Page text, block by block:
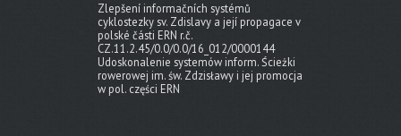
Zlepšení informačních systémů
cyklostezky sv. Zdislavy a její propagace v
polské části ERN r.č.
CZ.11.2.45/0.0/0.0/16_012/0000144
Udoskonalenie systemów inform. Ścieżki
rowerowej im. św. Zdzisławy i jej promocja
w pol. części ERN